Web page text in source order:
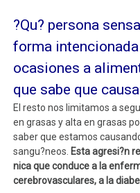
?Qu? persona
forma
ocasiones a
que sabe que
El resto nos limitamos a
en grasas y alta en grasas
saber que estamos
sangu?neos. Esta agresi?n
nica que conduce a la
cerebrovasculares, a la